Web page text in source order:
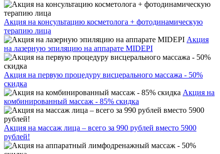
Акция на консультацию косметолога + фотодинамическую
терапию лица
Акция
на лазерную эпиляцию на аппарате MIDEPI
Акция на первую процедуру висцерального массажа - 50%
скидка
Акция на
комбинированный массаж - 85% скидка
Акция на массаж лица – всего за 990 рублей вместо 5900
рублей!